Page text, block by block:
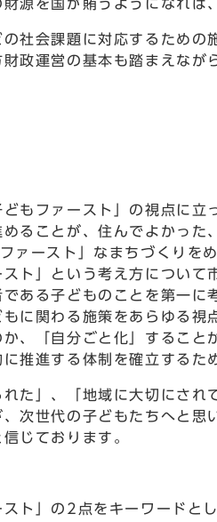
源を国が賄うようになれば
社会課題に対応するため
政運営の基本も踏まえな
もファースト」の視点に
ることが、住んでよかっ
ァースト」なまちづくりを
ト」という考え方につい
ある子どものことを第一
に関わる施策をあらゆる
、「自分ごと化」するこ
推進する体制を確立する
た」、「地域に大切にされ
次世代の子どもたちへと
じております。
ト」の2点をキーワードと